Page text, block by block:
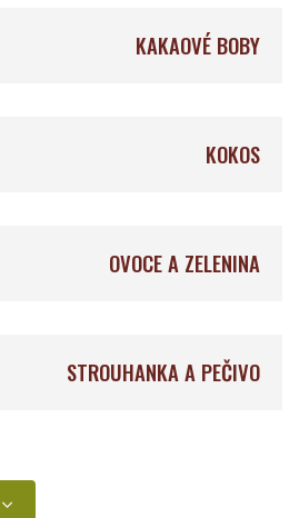
KAKAOVÉ BOBY
KOKOS
OVOCE A ZELENINA
STROUHANKA A PEČIVO